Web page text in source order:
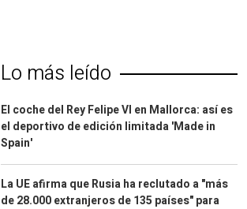
Lo más leído
El coche del Rey Felipe VI en Mallorca: así es
el deportivo de edición limitada 'Made in
Spain'
La UE afirma que Rusia ha reclutado a "más
de 28.000 extranjeros de 135 países" para